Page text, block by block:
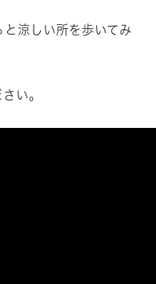
涼しい所を歩いてみ
い。